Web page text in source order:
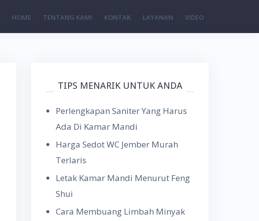
HOME TENTANG KAMI KONTAK LAYANAN VIDEO
TIPS MENARIK UNTUK ANDA
Perlengkapan Saniter Yang Harus
Ada Di Kamar Mandi
Harga Sedot WC Jember Murah
Terlaris
Letak Kamar Mandi Menurut Feng
Shui
Cara Membuang Limbah Minyak